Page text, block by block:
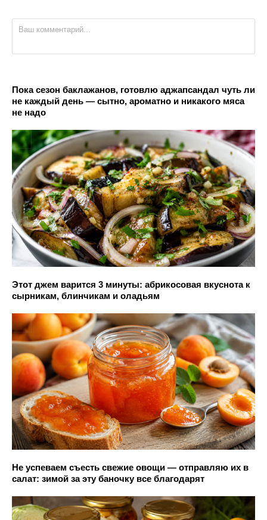
Пока сезон баклажанов, готовлю аджапсандал чуть ли
не каждый день — сытно, ароматно и никакого мяса
не надо
Этот джем варится 3 минуты: абрикосовая вкуснота к
сырникам, блинчикам и оладьям
Не успеваем съесть свежие овощи — отправляю их в
салат: зимой за эту баночку все благодарят